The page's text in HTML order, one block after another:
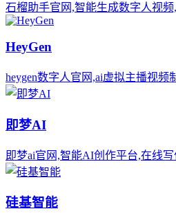
石榴助手官网,智能生成数字人视
HeyGen
heygen数字人官网,ai虚拟主播视频
即梦AI
即梦ai官网,智能AI创作平台,在线
硅基智能